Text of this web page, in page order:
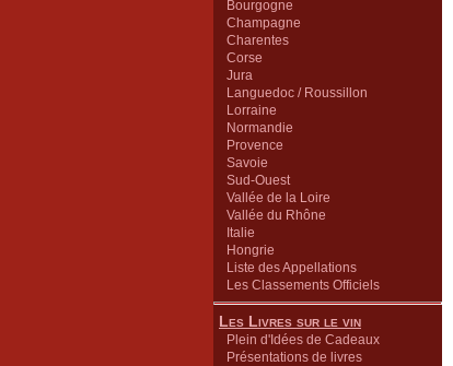
Bourgogne
Champagne
Charentes
Corse
Jura
Languedoc / Roussillon
Lorraine
Normandie
Provence
Savoie
Sud-Ouest
Vallée de la Loire
Vallée du Rhône
Italie
Hongrie
Liste des Appellations
Les Classements Officiels
Les Livres sur le vin
Plein d'Idées de Cadeaux
Présentations de livres